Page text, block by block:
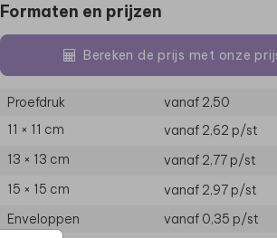
Formaten en prijzen
Bereken de prijs met onze
Proefdruk
vanaf 2,50
11 × 11 cm
vanaf 2,62 p/st
13 × 13 cm
vanaf 2,77 p/st
15 × 15 cm
vanaf 2,97 p/st
Enveloppen
vanaf 0,35 p/st